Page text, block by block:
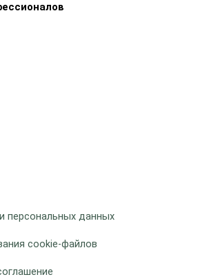
персональных данных
cookie-файлов